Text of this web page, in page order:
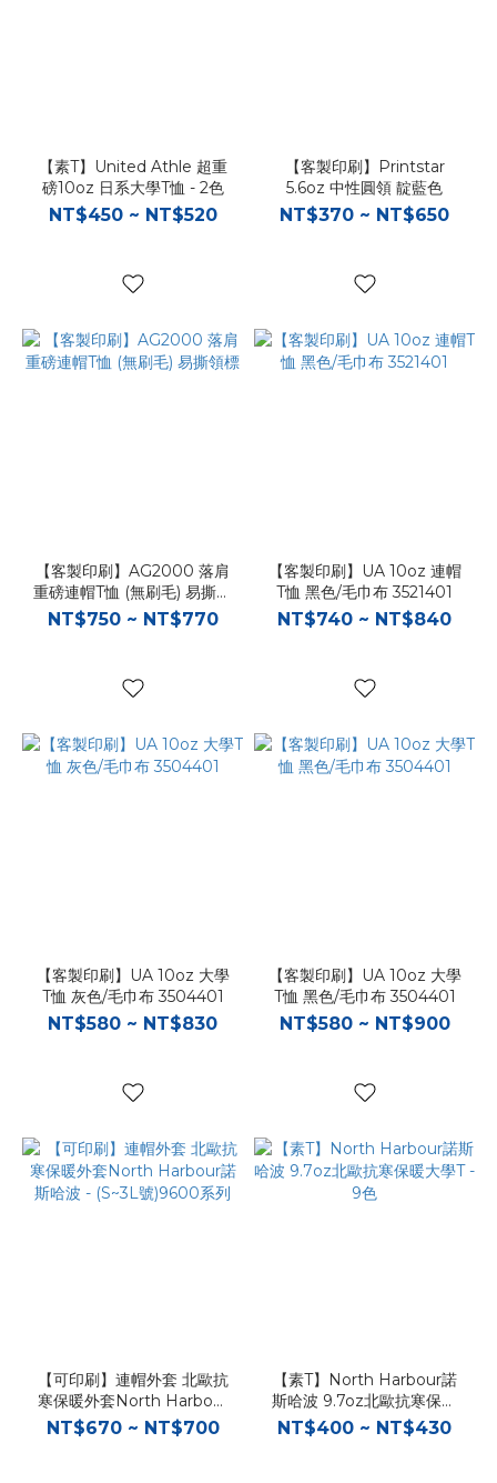
【素T】United Athle 超重
磅10oz 日系大學T恤 - 2色
NT$450 ~ NT$520
【客製印刷】Printstar
5.6oz 中性圓領 靛藍色
NT$370 ~ NT$650
【客製印刷】AG2000 落肩
重磅連帽T恤 (無刷毛) 易撕領
標
NT$750 ~ NT$770
【客製印刷】UA 10oz 連帽
T恤 黑色/毛巾布 3521401
NT$740 ~ NT$840
【客製印刷】UA 10oz 大學
T恤 灰色/毛巾布 3504401
NT$580 ~ NT$830
【客製印刷】UA 10oz 大學
T恤 黑色/毛巾布 3504401
NT$580 ~ NT$900
【可印刷】連帽外套 北歐抗
寒保暖外套North Harbour
諾斯哈波 - (S~3L號)9600系
NT$670 ~ NT$700
【素T】North Harbour諾
斯哈波 9.7oz北歐抗寒保暖
大學T - 9色
NT$400 ~ NT$430